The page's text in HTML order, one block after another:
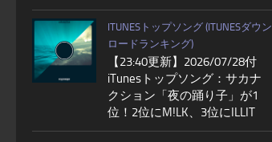
ITUNESトップソング (ITUNESダウン
ロードランキング)
【23:40更新】2026/07/28付
iTunesトップソング：サカナ
クション「夜の踊り子」が1
位！2位にM!LK、3位にILLIT